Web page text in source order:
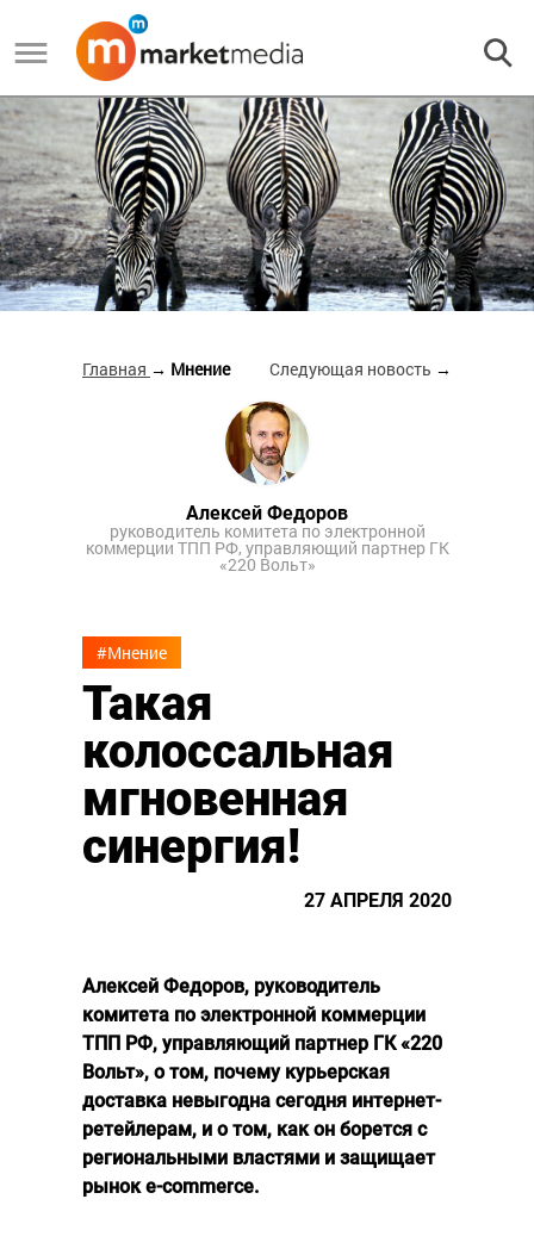
Главная → Мнение Следующая новость →
Алексей Федоров
руководитель комитета по электронной
коммерции ТПП РФ, управляющий партнер ГК
«220 Вольт»
#Мнение
Такая
колоссальная
мгновенная
синергия!
27 АПРЕЛЯ 2020
Алексей Федоров, руководитель
комитета по электронной коммерции
ТПП РФ, управляющий партнер ГК «220
Вольт», о том, почему курьерская
доставка невыгодна сегодня интернет-
ретейлерам, и о том, как он борется с
региональными властями и защищает
рынок e-commerce.